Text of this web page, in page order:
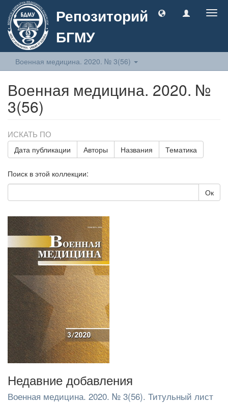
Репозиторий
БГМУ
Военная медицина. 2020. № 3(56)
Военная медицина. 2020. №
3(56)
ИСКАТЬ ПО
Дата публикации Авторы Названия Тематика
Поиск в этой коллекции:
Ок
Недавние добавления
Военная медицина. 2020. № 3(56). Титульный лист